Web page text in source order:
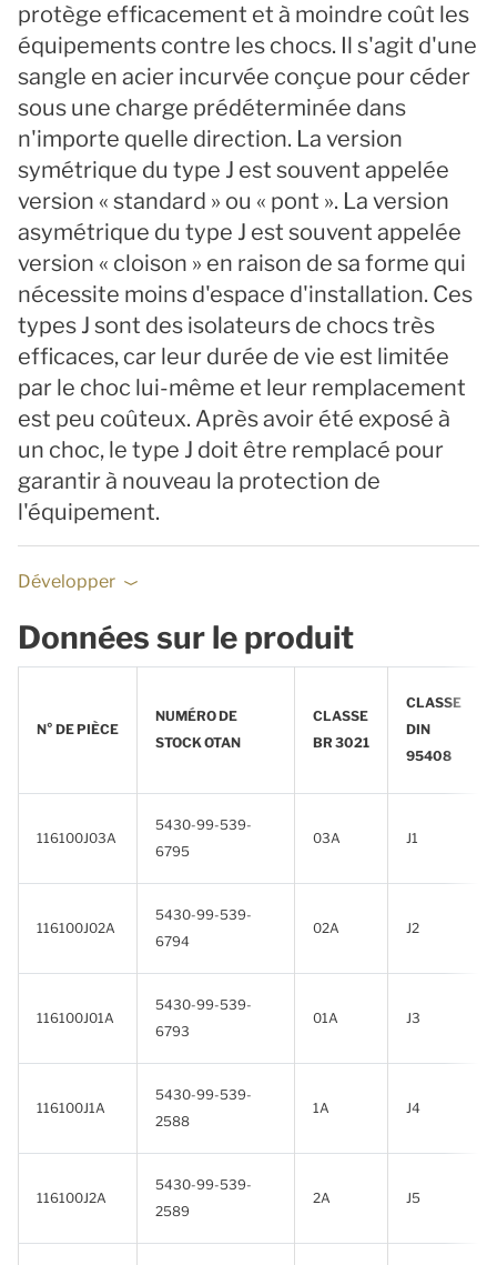
protège efficacement et à moindre coût les
équipements contre les chocs. Il s'agit d'une
sangle en acier incurvée conçue pour céder
sous une charge prédéterminée dans
n'importe quelle direction. La version
symétrique du type J est souvent appelée
version « standard » ou « pont ». La version
asymétrique du type J est souvent appelée
version « cloison » en raison de sa forme qui
nécessite moins d'espace d'installation. Ces
types J sont des isolateurs de chocs très
efficaces, car leur durée de vie est limitée
par le choc lui-même et leur remplacement
est peu coûteux. Après avoir été exposé à
un choc, le type J doit être remplacé pour
garantir à nouveau la protection de
l'équipement.
Développer
Données sur le produit
N° DE PIÈCE
NUMÉRO DE
STOCK OTAN
CLASSE
BR 3021
CLASSE
DIN
95408
116100J03A
5430-99-539-
6795
03A J1
116100J02A
5430-99-539-
6794
02A J2
116100J01A
5430-99-539-
6793
01A J3
116100J1A
5430-99-539-
2588
1A J4
116100J2A
5430-99-539-
2589
2A J5